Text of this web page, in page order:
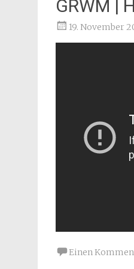
GRWM |
19. November
Einen